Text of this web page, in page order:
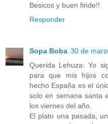
Besicos y buen finde!!
Responder
Sopa Boba 30 de
Querida Lehuza: Yo
para que mis hijos
hecho España es el
solo en semana santa
los viernes del año.
El plato una pasada,